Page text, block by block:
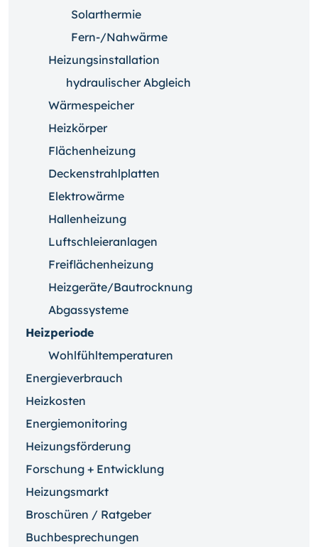
Solarthermie
Fern-/Nahwärme
Heizungsinstallation
hydraulischer Abgleich
Wärmespeicher
Heizkörper
Flächenheizung
Deckenstrahlplatten
Elektrowärme
Hallenheizung
Luftschleieranlagen
Freiflächenheizung
Heizgeräte/Bautrocknung
Abgassysteme
Heizperiode
Wohlfühltemperaturen
Energieverbrauch
Heizkosten
Energiemonitoring
Heizungsförderung
Forschung + Entwicklung
Heizungsmarkt
Broschüren / Ratgeber
Buchbesprechungen